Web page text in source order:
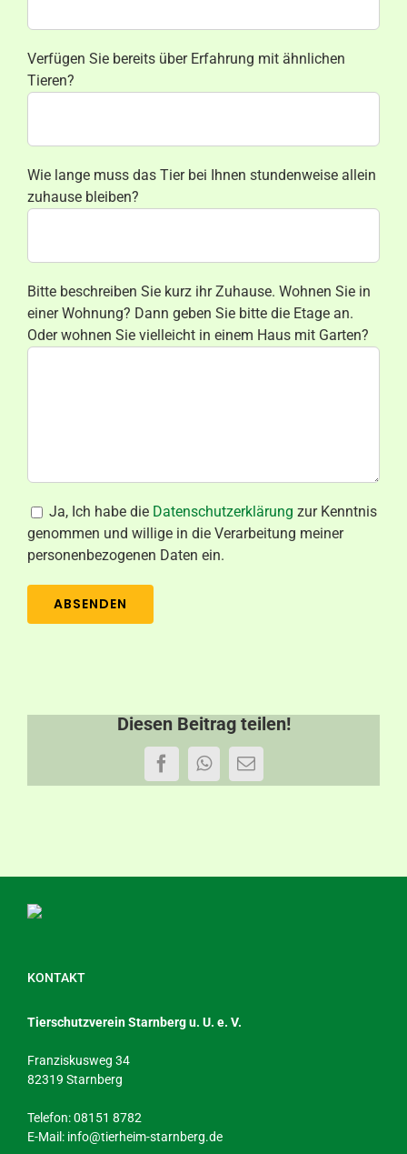
Verfügen Sie bereits über Erfahrung mit ähnlichen
Tieren?
Wie lange muss das Tier bei Ihnen stundenweise allein
zuhause bleiben?
Bitte beschreiben Sie kurz ihr Zuhause. Wohnen Sie in
einer Wohnung? Dann geben Sie bitte die Etage an.
Oder wohnen Sie vielleicht in einem Haus mit Garten?
Ja, Ich habe die Datenschutzerklärung zur Kenntnis
genommen und willige in die Verarbeitung meiner
personenbezogenen Daten ein.
Diesen Beitrag teilen!
FacebookWhatsApp
E-
Mail
KONTAKT
Tierschutzverein Starnberg u. U. e. V.
Franziskusweg 34
82319 Starnberg
Telefon: 08151 8782
E-Mail: info@tierheim-starnberg.de